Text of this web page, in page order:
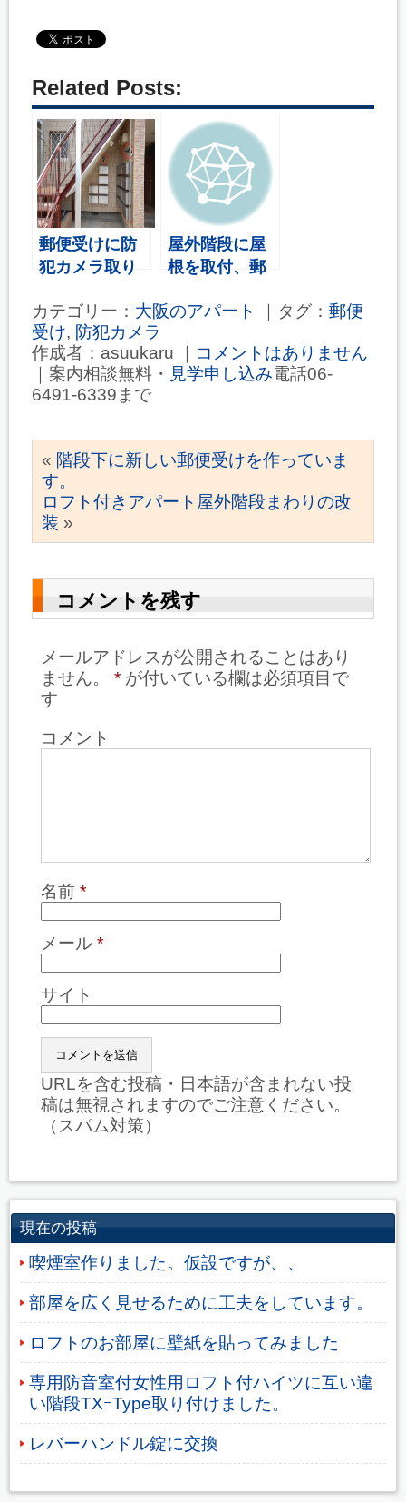
Related Posts:
郵便受けに防
犯カメラ取り
屋外階段に屋
根を取付、郵
ました。
カテゴリー： 大阪のアパート ｜タグ： 郵便
受け, 防犯カメラ
作成者：asuukaru ｜ コメントはありません
｜案内相談無料・ 見学申し込み電話06-
6491-6339まで
« 階段下に新しい郵便受けを作っていま
す。
ロフト付きアパート屋外階段まわりの改
装 »
コメントを残す
メールアドレスが公開されることはあり
ません。
* が付いている欄は必須項目で
す
コメント
名前 *
メール *
サイト
URLを含む投稿・日本語が含まれない投
稿は無視されますのでご注意ください。
（スパム対策）
現在の投稿
喫煙室作りました。仮設ですが、、
部屋を広く見せるために工夫をしています。
ロフトのお部屋に壁紙を貼ってみました
専用防音室付女性用ロフト付ハイツに互い違
い階段TXｰType取り付けました。
レバーハンドル錠に交換